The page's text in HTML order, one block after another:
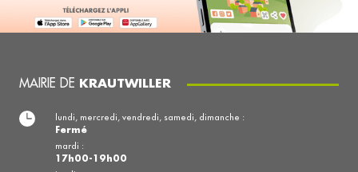
MAIRIE DE KRAUTWILLER
lundi, mercredi, vendredi, samedi, dimanche :
Fermé
mardi :
17h00-19h00